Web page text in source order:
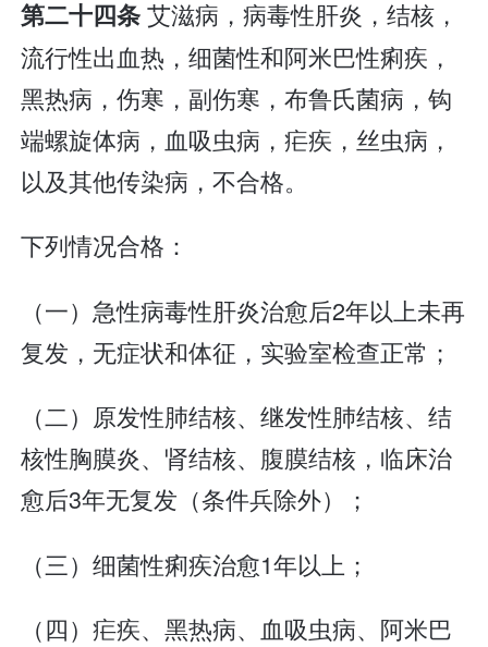
第二十四条艾滋病，病毒性肝炎，结核，
流行性出血热，细菌性和阿米巴性痢疾，
黑热病，伤寒，副伤寒，布鲁氏菌病，钩
端螺旋体病，血吸虫病，疟疾，丝虫病，
以及其他传染病，不合格。
下列情况合格：
（一）急性病毒性肝炎治愈后2年以上未再
复发，无症状和体征，实验室检查正常；
（二）原发性肺结核、继发性肺结核、结
核性胸膜炎、肾结核、腹膜结核，临床治
愈后3年无复发（条件兵除外）；
（三）细菌性痢疾治愈1年以上；
（四）疟疾、黑热病、血吸虫病、阿米巴